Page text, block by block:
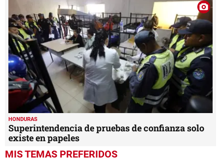
HONDURAS
Superintendencia de pruebas de confianza solo
existe en papeles
MIS TEMAS PREFERIDOS